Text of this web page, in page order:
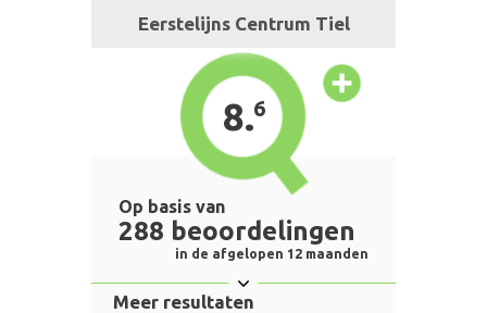
Eerstelijns Centrum Tiel
8.6
Op basis van
288 beoordelingen
in de afgelopen 12 maanden
Meer resultaten